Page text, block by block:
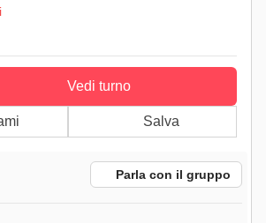
Vedi turno
Salva
Parla con il gruppo